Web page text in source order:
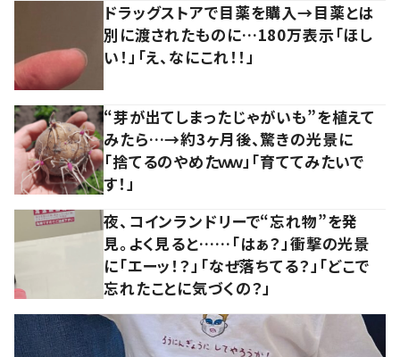
ドラッグストアで目薬を購入→目薬とは
別に渡されたものに…180万表示「ほし
い！」「え、なにこれ！！」
“芽が出てしまったじゃがいも”を植えて
みたら…→約3ヶ月後、驚きの光景に
「捨てるのやめたｗｗ」「育ててみたいで
す！」
夜、コインランドリーで“忘れ物”を発
見。よく見ると……「はぁ？」衝撃の光景
に「エーッ！？」「なぜ落ちてる？」「どこで
忘れたことに気づくの？」